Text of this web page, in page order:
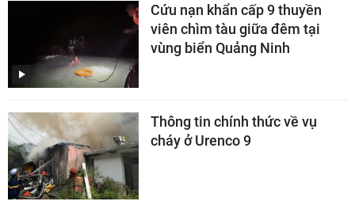
Cứu nạn khẩn cấp 9 thuyền
viên chìm tàu giữa đêm tại
vùng biển Quảng Ninh
Thông tin chính thức về vụ
cháy ở Urenco 9